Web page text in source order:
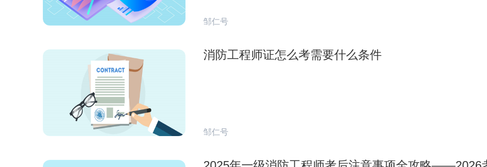
邹仁号
消防工程师证怎么考需要什么条件
邹仁号